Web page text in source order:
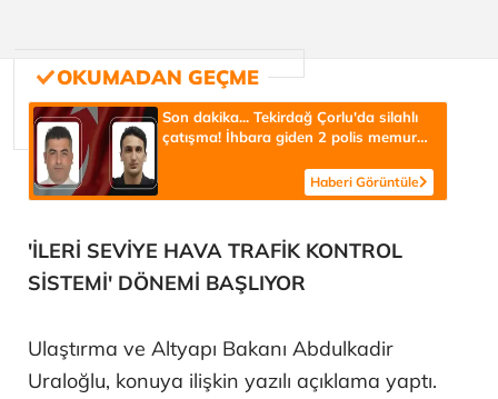
Son dakika... Tekirdağ Çorlu'da silahlı
çatışma! İhbara giden 2 polis memuru
Haberi Görüntüle
'İLERİ SEVİYE HAVA TRAFİK KONTROL
SİSTEMİ' DÖNEMİ BAŞLIYOR
Ulaştırma ve Altyapı Bakanı Abdulkadir
Uraloğlu, konuya ilişkin yazılı açıklama yaptı.